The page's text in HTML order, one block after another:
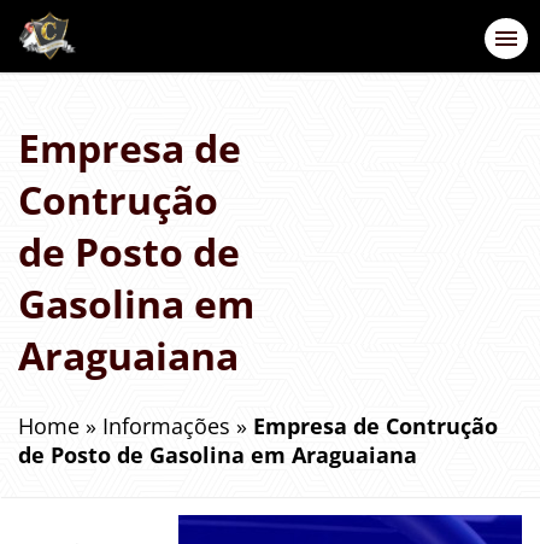
Empresa de
Contrução
de Posto de
Gasolina em
Araguaiana
Home » Informações » Empresa de Contrução
de Posto de Gasolina em Araguaiana